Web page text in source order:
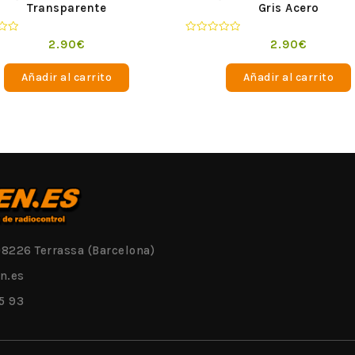
Transparente
2.90€
Añadir al carrito
Gris Acero
2.90€
Añadir al carrito
Terrassa (Barcelona)
93